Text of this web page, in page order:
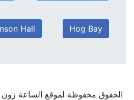
Hog Bay
Hall